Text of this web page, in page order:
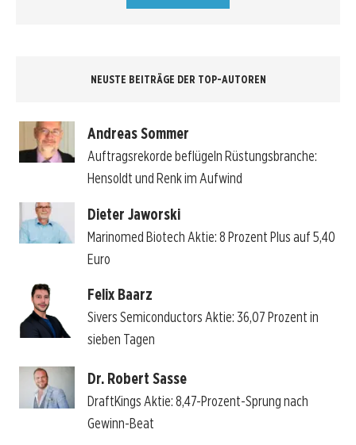
NEUSTE BEITRÄGE DER TOP-AUTOREN
Andreas Sommer
Auftragsrekorde beflügeln Rüstungsbranche:
Hensoldt und Renk im Aufwind
Dieter Jaworski
Marinomed Biotech Aktie: 8 Prozent Plus auf 5,40
Euro
Felix Baarz
Sivers Semiconductors Aktie: 36,07 Prozent in
sieben Tagen
Dr. Robert Sasse
DraftKings Aktie: 8,47-Prozent-Sprung nach
Gewinn-Beat